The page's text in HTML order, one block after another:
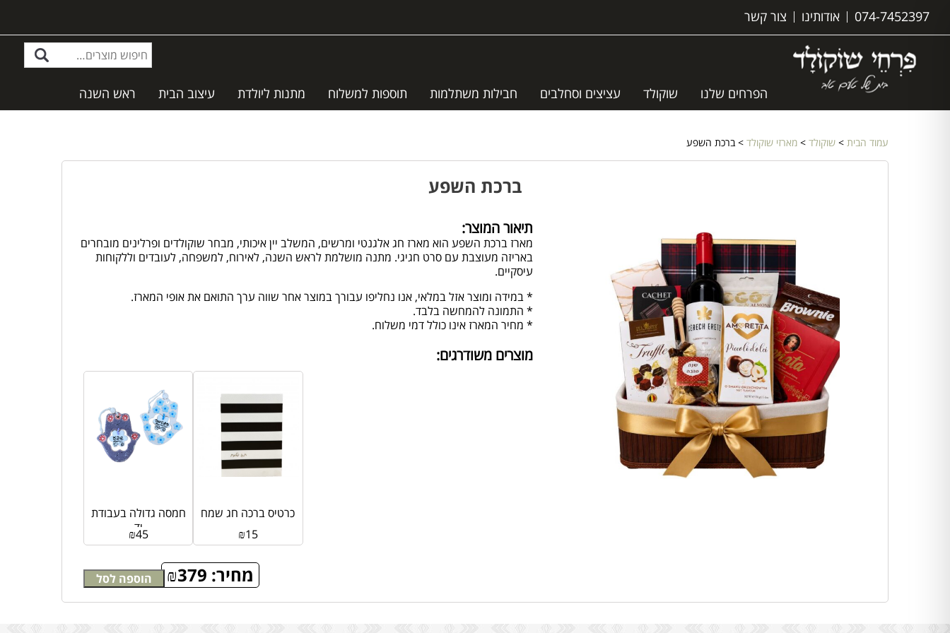
074-7452397 אודותינו צור קשר
הפרחים שלנו שוקולד עציצים וסחלבים חבילות משתלמות תוספות למשלוח מתנות ליולדת עיצוב הבית ראש השנה
עמוד הבית > שוקולד > מארזי שוקולד > ברכת השפע
ברכת השפע
תיאור המוצר:
מארז ברכת השפע הוא מארז חג אלגנטי ומרשים, המשלב יין איכותי, מבחר שוקולדים ופרלינים מובחרים
באריזה מעוצבת עם סרט חגיגי. מתנה מושלמת לראש השנה, לאירוח, למשפחה, לעובדים וללקוחות
עיסקיים.
* במידה ומוצר אזל במלאי, אנו נחליפו עבורך במוצר אחר שווה ערך התואם את אופי המארז.
* התמונה להמחשה בלבד.
* מחיר המארז אינו כולל דמי משלוח.
מחיר: ₪379 הוספה לסל
מוצרים משודרגים:
חמסה גדולה בעבודת
יד₪45
כרטיס ברכה חג שמח
₪15